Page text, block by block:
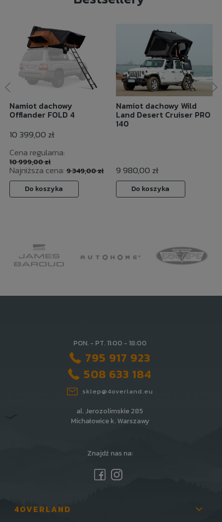
Namiot dachowy
Offlander FOLD 4
10 399,00 zł
Cena regularna:
10 999,00 zł
Najniższa cena: 9 349,00 zł
Do koszyka
Namiot dachowy Wild
Land Desert Cruiser PRO
140
9 980,00 zł
Do koszyka
PON. - PT. 11:00 - 18:00
795 917 923
508 633 184
sklep@4overland.eu
al. Jerozolimskie 285
Michałowice k. Warszawy
Znajdź nas na:
4OVERLAND